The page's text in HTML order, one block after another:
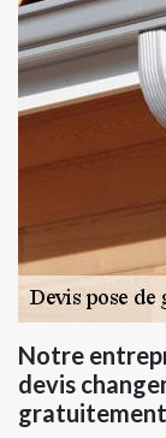
Notre
devis
gratuitement